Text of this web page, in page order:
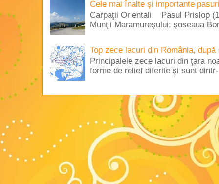
Cele mai înalte şi importante
Carpaţii Orientali Pasul Prislop
Munţii Maramureşului; şoseaua
Top zece lacuri din România, după
Principalele zece lacuri din ţara
forme de relief diferite şi sunt